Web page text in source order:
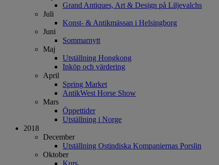
Grand Antiques, Art & Design på Liljevalchs
Juli
Konst- & Antikmässan i Helsingborg
Juni
Sommarnytt
Maj
Utställning Hongkong
Inköp och värdering
April
Spring Market
AntikWest Horse Show
Mars
Öppettider
Utställning i Norge
2018
December
Utställning Ostindiska Kompaniernas Porslin
Oktober
Kurs